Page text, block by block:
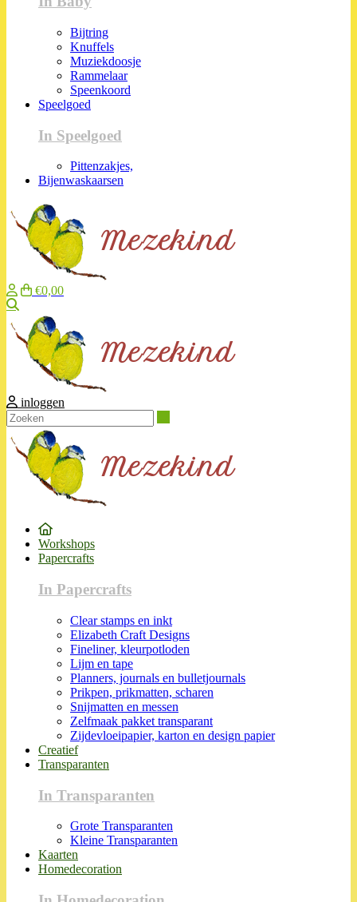
Bijtring
Knuffels
Muziekdoosje
Rammelaar
Speenkoord
Speelgoed
In Speelgoed
Pittenzakjes,
Bijenwaskaarsen
€0,00
inloggen
Workshops
Papercrafts
In Papercrafts
Clear stamps en inkt
Elizabeth Craft Designs
Fineliner, kleurpotloden
Lijm en tape
Planners, journals en bulletjournals
Prikpen, prikmatten, scharen
Snijmatten en messen
Zelfmaak pakket transparant
Zijdevloeipapier, karton en design papier
Creatief
Transparanten
In Transparanten
Grote Transparanten
Kleine Transparanten
Kaarten
Homedecoration